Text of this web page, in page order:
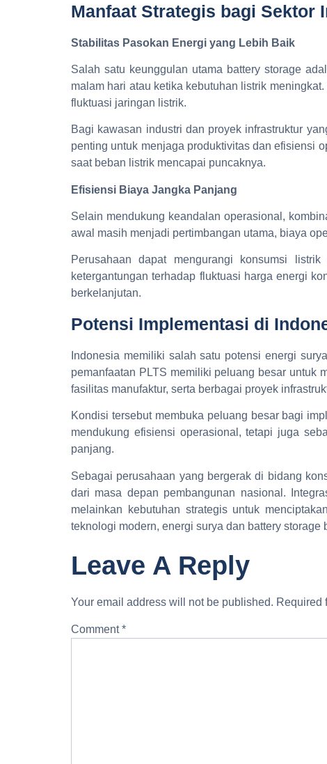
Manfaat Strategis bagi Sektor
Stabilitas Pasokan Energi yang Lebih Baik
Salah satu keunggulan utama battery storage
malam hari atau ketika kebutuhan listrik
fluktuasi jaringan listrik.
Bagi kawasan industri dan proyek infrastruktur
penting untuk menjaga produktivitas dan efisiensi
saat beban listrik mencapai puncaknya.
Efisiensi Biaya Jangka Panjang
Selain mendukung keandalan operasional,
awal masih menjadi pertimbangan utama, biaya
Perusahaan dapat mengurangi konsumsi
ketergantungan terhadap fluktuasi harga energi
berkelanjutan.
Potensi Implementasi di
Indonesia memiliki salah satu potensi energi
pemanfaatan PLTS memiliki peluang besar untuk
fasilitas manufaktur, serta berbagai proyek
Kondisi tersebut membuka peluang besar bagi
mendukung efisiensi operasional, tetapi juga
panjang.
Sebagai perusahaan yang bergerak di bidang
dari masa depan pembangunan nasional.
melainkan kebutuhan strategis untuk
teknologi modern, energi surya dan battery
Leave A Reply
Your email address will not be published. Required
Comment*